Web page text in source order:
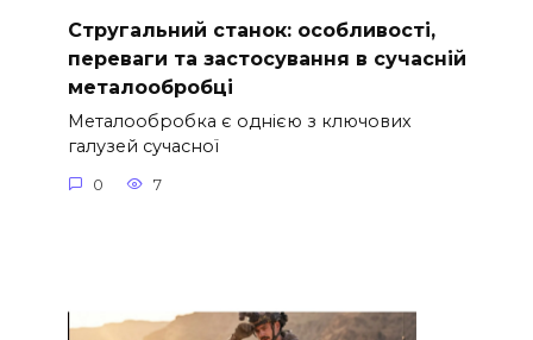
Стругальний станок: особливості,
переваги та застосування в сучасній
металообробці
Металообробка є однією з ключових
галузей сучасної
0 7